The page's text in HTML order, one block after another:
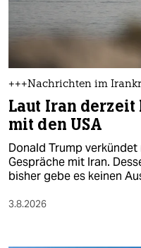
nord
wahrheit
verlag
verlag
veranstaltungen
shop
fragen & hilfe
+++Nachrichten im
Laut Iran
mit den USA
Donald Trump
Gespräche mit Iran.
bisher gebe es keinen
3.8.2026